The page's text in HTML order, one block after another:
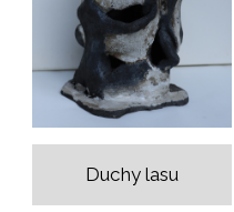
Duchy lasu